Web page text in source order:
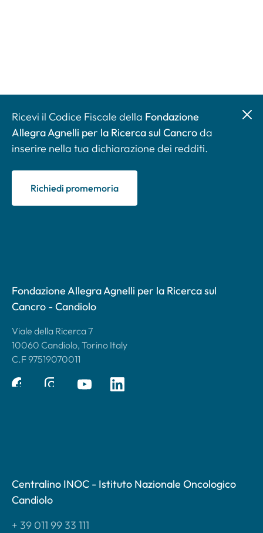
Ricevi il Codice Fiscale della Fondazione
Allegra Agnelli per la Ricerca sul Cancroda
inserire nella tua dichiarazione dei redditi.
Richiedi promemoria
Fondazione Allegra Agnelli per la Ricerca sul
Cancro - Candiolo
Viale della Ricerca 7
10060 Candiolo, Torino Italy
C.F 97519070011
Centralino INOC - Istituto Nazionale Oncologico
Candiolo
+ 39 011 99 33 111